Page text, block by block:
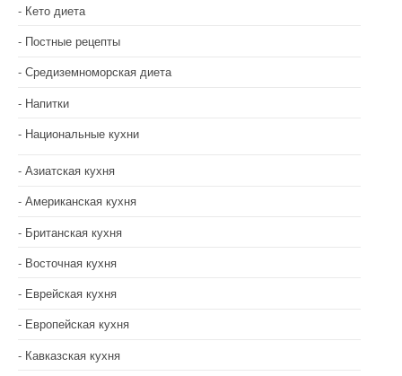
Кето диета
Постные рецепты
Средиземноморская диета
Напитки
Национальные кухни
Азиатская кухня
Американская кухня
Британская кухня
Восточная кухня
Еврейская кухня
Европейская кухня
Кавказская кухня